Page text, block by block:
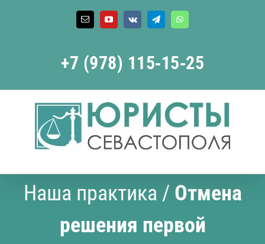
Email YouTube
Vk TelegramWhatsApp
+7 (978) 115‑15‑25
Наша практика / Отмена
решения первой